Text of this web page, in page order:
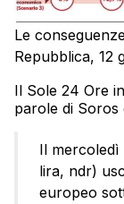
Le
Repubblica, 12
Il Sole 24 Ore
parole di Soros
Il mercoledì
lira, ndr)
europeo